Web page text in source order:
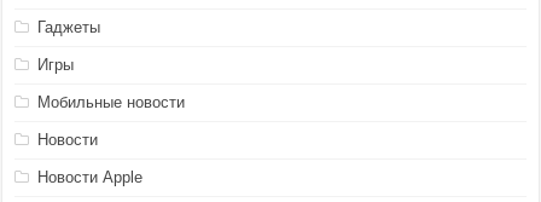
Гаджеты
Игры
Мобильные новости
Новости
Новости Apple